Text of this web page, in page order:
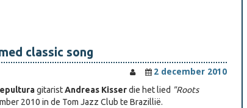
classic song
2 december 2010
gitaristAndreas Kisserdie het lied "Roots
2010 in de Tom Jazz Club te Brazillië.